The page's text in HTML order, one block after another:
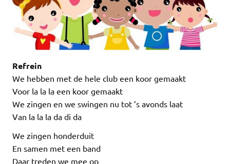
Refrein
We hebben met de hele club een koor gemaakt
Voor la la la een koor gemaakt
We zingen en we swingen nu tot ’s avonds laat
Van la la la da di da
We zingen honderduit
En samen met een band
Daar treden we mee op